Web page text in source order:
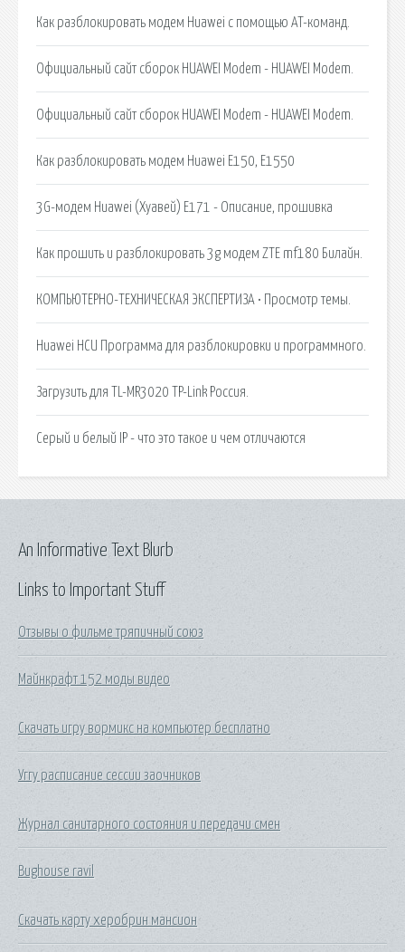
Как разблокировать модем Huawei с помощью AT-команд.
Официальный сайт сборок HUAWEI Modem - HUAWEI Modem.
Официальный сайт сборок HUAWEI Modem - HUAWEI Modem.
Как разблокировать модем Huawei E150, E1550
3G-модем Huawei (Хуавей) E171 - Описание, прошивка
Как прошить и разблокировать 3g модем ZTE mf180 Билайн.
КОМПЬЮТЕРНО-ТЕХНИЧЕСКАЯ ЭКСПЕРТИЗА • Просмотр темы.
Huawei HCU Программа для разблокировки и программного.
Загрузить для TL-MR3020 TP-Link Россия.
Серый и белый IP - что это такое и чем отличаются
Links to Important Stuff
Отзывы о фильме тряпичный союз
Майнкрафт 152 моды видео
Скачать игру вормикс на компьютер бесплатно
Уггу расписание сессии заочников
Журнал санитарного состояния и передачи смен
Bughouse ravil
Скачать карту херобрин мансион
An Informative Text Blurb